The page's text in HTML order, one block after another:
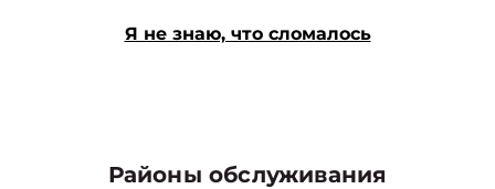
Я не знаю, что сломалось
Районы обслуживания